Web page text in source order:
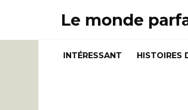
Le monde
INTÉRESSANT HISTOIRES